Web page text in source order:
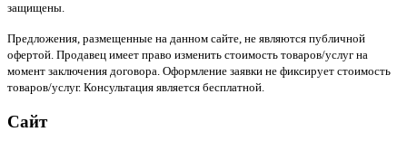
защищены.
Предложения, размещенные на данном сайте, не являются публичной
офертой. Продавец имеет право изменить стоимость товаров/услуг на
момент заключения договора. Оформление заявки не фиксирует стоимость
товаров/услуг. Консультация является бесплатной.
Сайт